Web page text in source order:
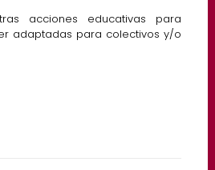
acciones educativas para
adaptadas para colectivos y/o